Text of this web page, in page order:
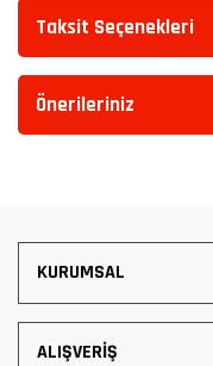
Taksit Seçenekleri
Önerileriniz
KURUMSAL
ALIŞVERİŞ